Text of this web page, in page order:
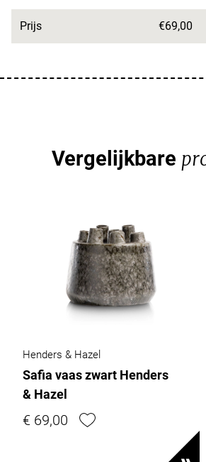
Prijs €69,00
Vergelijkbare
Henders & Hazel
Safia vaas zwart Henders
& Hazel
€ 69,00